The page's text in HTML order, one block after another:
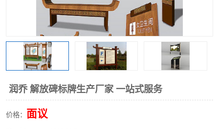
润乔 解放碑标牌生产厂家 一站式服务
价格： 面议